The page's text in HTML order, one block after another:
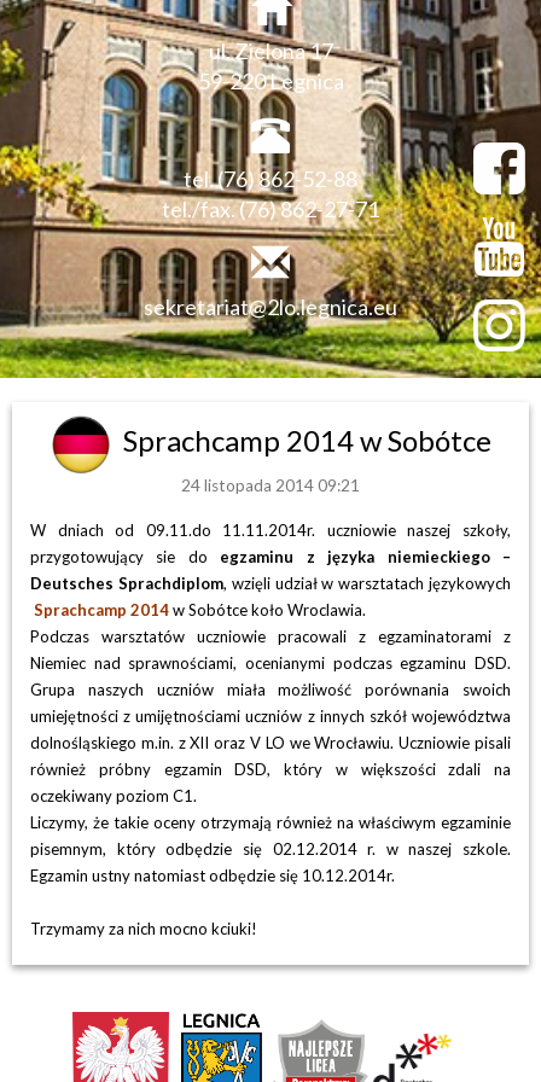
ul. Zielona 17
59-220 Legnica
tel. (76) 862-52-88
tel./fax. (76) 862-27-71
sekretariat@2lo.legnica.eu
Sprachcamp 2014 w Sobótce
24 listopada 2014 09:21
W dniach od 09.11.do 11.11.2014r. uczniowie naszej szkoły,
przygotowujący sie do egzaminu z języka niemieckiego –
Deutsches Sprachdiplom, wzięli udział w warsztatach językowych
Sprachcamp 2014w Sobótce koło Wroclawia.
Podczas warsztatów uczniowie pracowali z egzaminatorami z
Niemiec nad sprawnościami, ocenianymi podczas egzaminu DSD.
Grupa naszych uczniów miała możliwość porównania swoich
umiejętności z umijętnościami uczniów z innych szkół województwa
dolnośląskiego m.in. z XII oraz V LO we Wrocławiu. Uczniowie pisali
również próbny egzamin DSD, który w większości zdali na
oczekiwany poziom C1.
Liczymy, że takie oceny otrzymają również na właściwym egzaminie
pisemnym, który odbędzie się 02.12.2014 r. w naszej szkole.
Egzamin ustny natomiast odbędzie się 10.12.2014r.
Trzymamy za nich mocno kciuki!